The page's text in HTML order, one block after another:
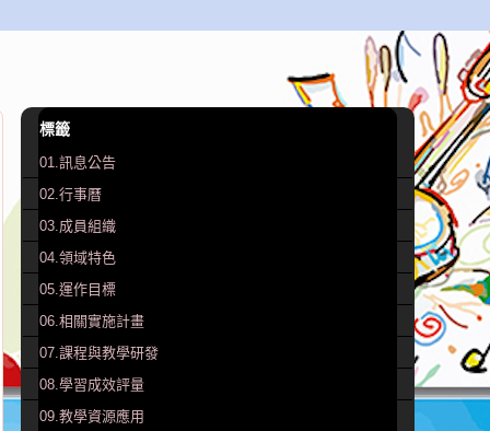
標籤
01.訊息公告
02.行事曆
03.成員組織
04.領域特色
05.運作目標
06.相關實施計畫
07.課程與教學研發
08.學習成效評量
09.教學資源應用